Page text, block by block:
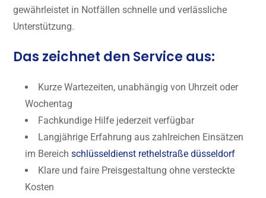
gewährleistet in Notfällen schnelle und verlässliche
Unterstützung.
Das zeichnet den Service aus:
Kurze Wartezeiten, unabhängig von Uhrzeit oder
Wochentag
Fachkundige Hilfe jederzeit verfügbar
Langjährige Erfahrung aus zahlreichen Einsätzen
im Bereich schlüsseldienst rethelstraße düsseldorf
Klare und faire Preisgestaltung ohne versteckte
Kosten